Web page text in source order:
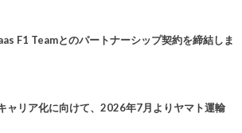
F1 Teamとのパートナーシップ契約を締結しま
ャリア化に向けて、2026年7月よりヤマト運輸